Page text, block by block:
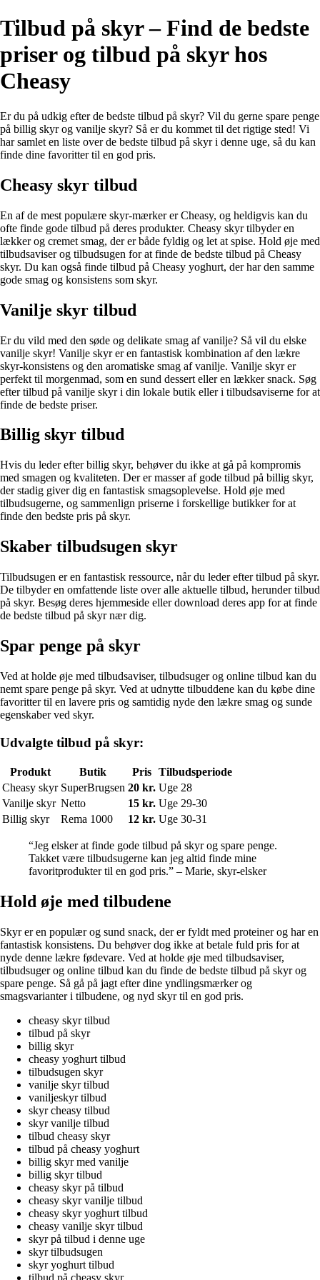
Tilbud på skyr – Find de bedste
priser og tilbud på skyr hos
Cheasy
Er du på udkig efter de bedste tilbud på skyr? Vil du gerne spare penge
på billig skyr og vanilje skyr? Så er du kommet til det rigtige sted! Vi
har samlet en liste over de bedste tilbud på skyr i denne uge, så du kan
finde dine favoritter til en god pris.
Cheasy skyr tilbud
En af de mest populære skyr-mærker er Cheasy, og heldigvis kan du
ofte finde gode tilbud på deres produkter. Cheasy skyr tilbyder en
lækker og cremet smag, der er både fyldig og let at spise. Hold øje med
tilbudsaviser og tilbudsugen for at finde de bedste tilbud på Cheasy
skyr. Du kan også finde tilbud på Cheasy yoghurt, der har den samme
gode smag og konsistens som skyr.
Vanilje skyr tilbud
Er du vild med den søde og delikate smag af vanilje? Så vil du elske
vanilje skyr! Vanilje skyr er en fantastisk kombination af den lækre
skyr-konsistens og den aromatiske smag af vanilje. Vanilje skyr er
perfekt til morgenmad, som en sund dessert eller en lækker snack. Søg
efter tilbud på vanilje skyr i din lokale butik eller i tilbudsaviserne for at
finde de bedste priser.
Billig skyr tilbud
Hvis du leder efter billig skyr, behøver du ikke at gå på kompromis
med smagen og kvaliteten. Der er masser af gode tilbud på billig skyr,
der stadig giver dig en fantastisk smagsoplevelse. Hold øje med
tilbudsugerne, og sammenlign priserne i forskellige butikker for at
finde den bedste pris på skyr.
Skaber tilbudsugen skyr
Tilbudsugen er en fantastisk ressource, når du leder efter tilbud på skyr.
De tilbyder en omfattende liste over alle aktuelle tilbud, herunder tilbud
på skyr. Besøg deres hjemmeside eller download deres app for at finde
de bedste tilbud på skyr nær dig.
Spar penge på skyr
Ved at holde øje med tilbudsaviser, tilbudsuger og online tilbud kan du
nemt spare penge på skyr. Ved at udnytte tilbuddene kan du købe dine
favoritter til en lavere pris og samtidig nyde den lækre smag og sunde
egenskaber ved skyr.
Udvalgte tilbud på skyr:
Produkt Butik Pris Tilbudsperiode
Cheasy skyr SuperBrugsen 20 kr. Uge 28
Vanilje skyr Netto 15 kr. Uge 29-30
Billig skyr
Rema 1000 12 kr. Uge 30-31
“Jeg elsker at finde gode tilbud på skyr og spare penge.
Takket være tilbudsugerne kan jeg altid finde mine
favoritprodukter til en god pris.” – Marie, skyr-elsker
Hold øje med tilbudene
Skyr er en populær og sund snack, der er fyldt med proteiner og har en
fantastisk konsistens. Du behøver dog ikke at betale fuld pris for at
nyde denne lækre fødevare. Ved at holde øje med tilbudsaviser,
tilbudsuger og online tilbud kan du finde de bedste tilbud på skyr og
spare penge. Så gå på jagt efter dine yndlingsmærker og
smagsvarianter i tilbudene, og nyd skyr til en god pris.
cheasy skyr tilbud
tilbud på skyr
billig skyr
cheasy yoghurt tilbud
tilbudsugen skyr
vanilje skyr tilbud
vaniljeskyr tilbud
skyr cheasy tilbud
skyr vanilje tilbud
tilbud cheasy skyr
tilbud på cheasy yoghurt
billig skyr med vanilje
billig skyr tilbud
cheasy skyr på tilbud
cheasy skyr vanilje tilbud
cheasy skyr yoghurt tilbud
cheasy vanilje skyr tilbud
skyr på tilbud i denne uge
skyr tilbudsugen
skyr yoghurt tilbud